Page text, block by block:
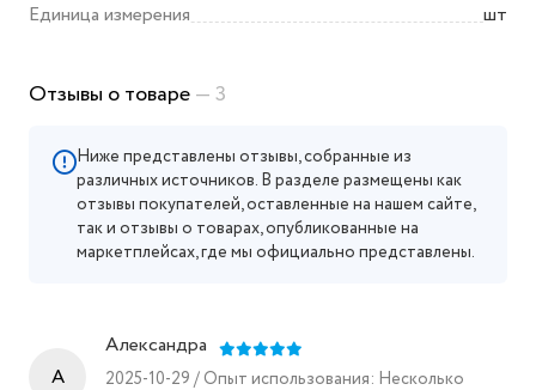
Единица измерения
шт
Отзывы о товаре— 3
Ниже представлены отзывы, собранные из
различных источников. В разделе размещены как
отзывы покупателей, оставленные на нашем сайте,
так и отзывы о товарах, опубликованные на
маркетплейсах, где мы официально представлены.
A
Александра
2025-10-29 / Опыт использования: Несколько